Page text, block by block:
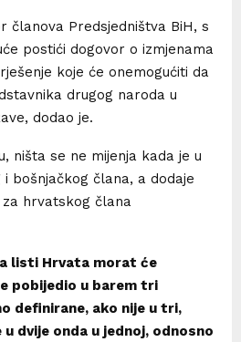
članova Predsjedništva BiH, s
postići dogovor o izmjenama
koje će onemogućiti da
drugog naroda u
dodao je.
ništa se ne mijenja kada je u
bošnjačkog člana, a dodaje
hrvatskog člana
listi Hrvata morat će
pobijedio u barem tri
definirane, ako nije u tri,
u dvije onda u jednoj, odnosno